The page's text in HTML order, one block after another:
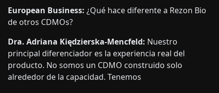
European Business: ¿Qué hace diferente a Rezon Bio
de otros CDMOs?
Dra. Adriana Kiędzierska-Mencfeld: Nuestro
principal diferenciador es la experiencia real del
producto. No somos un CDMO construido solo
alrededor de la capacidad. Tenemos